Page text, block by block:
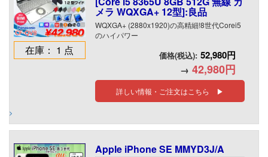
在庫： 1 点
メラ WQXGA+ 12型]:良品
WQXGA+ (2880x1920)の高精細!8世代Corei5
のハイパワー
価格(税込): 52,980円
→ 42,980円
詳しい情報・ご注文はこちら ▶
Apple iPhone SE MMYD3J/A